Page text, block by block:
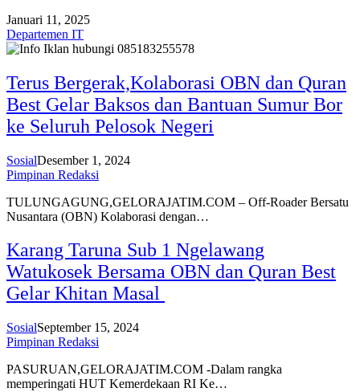
Januari 11, 2025
Departemen IT
Terus Bergerak,Kolaborasi OBN dan Quran
Best Gelar Baksos dan Bantuan Sumur Bor
ke Seluruh Pelosok Negeri
SosialDesember 1, 2024
Pimpinan Redaksi
TULUNGAGUNG,GELORAJATIM.COM – Off-Roader Bersatu
Nusantara (OBN) Kolaborasi dengan…
Karang Taruna Sub 1 Ngelawang
Watukosek Bersama OBN dan Quran Best
Gelar Khitan Masal
SosialSeptember 15, 2024
Pimpinan Redaksi
PASURUAN,GELORAJATIM.COM -Dalam rangka
memperingati HUT Kemerdekaan RI Ke…